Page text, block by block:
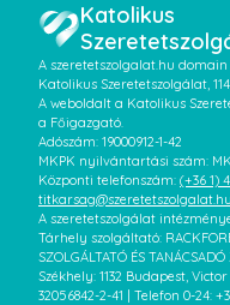
Katolikus
A szeretetszolgalat.hu
Katolikus Szeretetszolgálat,
A weboldalt a Katolikus
a Főigazgató.
Adószám: 19000912-1-42
MKPK nyilvántartási szám:
Központi telefonszám: (+36 1)
titkarsag@szeretetszolgalat.hu
A szeretetszolgálat
Tárhely szolgáltató:
SZOLGÁLTATÓ ÉS TANÁCSADÓ
Székhely: 1132 Budapest,
32056842-2-41 | Telefon 0-24: